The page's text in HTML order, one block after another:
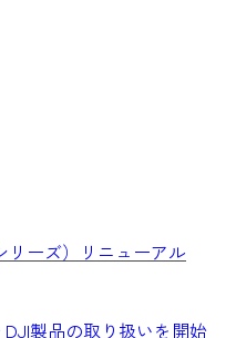
リーズ）リニューアル
製品の取り扱いを開始